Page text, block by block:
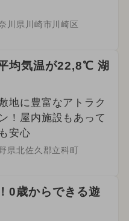
川県川崎市川崎区
均気温が22,8℃ 湖
地に豊富なアトラク
！屋内施設もあって
安心
県北佐久郡立科町
0歳からできる遊